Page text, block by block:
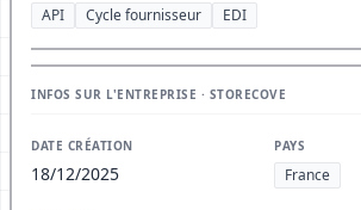
API Cycle fournisseur EDI
INFOS SUR L'ENTREPRISE · STORECOVE
DATE CRÉATION
18/12/2025
PAYS
France